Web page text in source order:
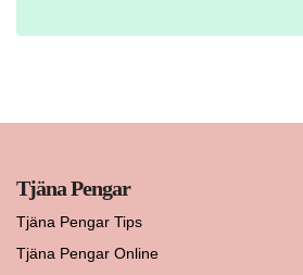
Tjäna Pengar
Tjäna Pengar Tips
Tjäna Pengar Online